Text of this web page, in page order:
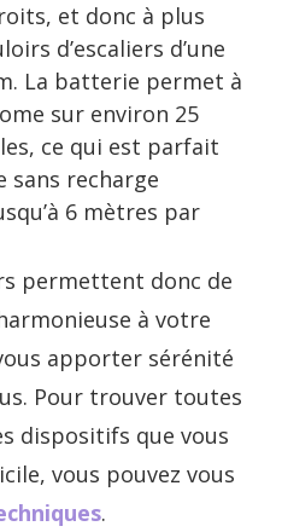
et donc à plus
d’escaliers d’une
La batterie permet à
sur environ 25
ce qui est parfait
sans recharge
6 mètres par
permettent donc de
à votre
apporter sérénité
Pour trouver toutes
dispositifs que vous
vous pouvez vous
.